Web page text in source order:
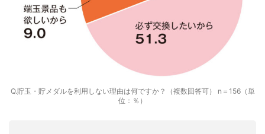
Q.貯玉・貯メダルを利用しない理由は何ですか？（複数回答可） n＝156（単
位：％）